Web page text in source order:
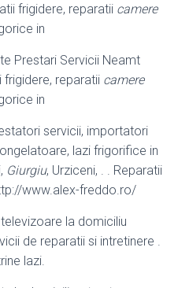
frigidere, reparatii camere
in
Prestari Servicii Neamt
reparatii camere
in
servicii, importatori
lazi frigorifice in
Giurgiu, Urziceni, . . Reparatii
www.alex-freddo.ro/
la domiciliu
de reparatii si intretinere .
lazi.